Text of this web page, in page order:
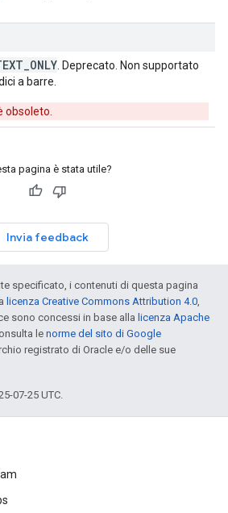
. Deprecato. Non supportato
a barre.
obsoleto.
pagina è stata utile?
Invia feedback
specificato, i contenuti di questa pagina
licenza Creative Commons Attribution 4.0,
sono concessi in base alla licenza Apache
le norme del sito di Google
registrato di Oracle e/o delle sue
07-25 UTC.